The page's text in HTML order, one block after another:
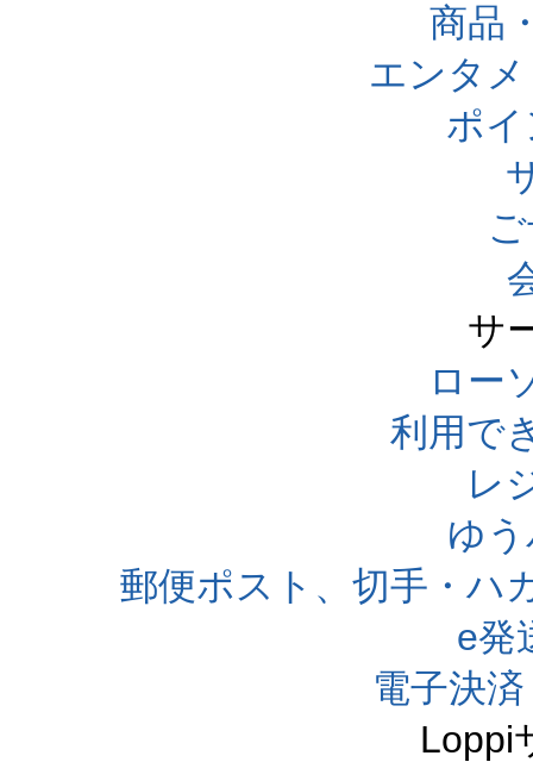
商品
エンタ
ポ
サ
ロー
利用で
レ
ゆ
郵便ポスト、切手・ハ
e発
電子決
Loppi